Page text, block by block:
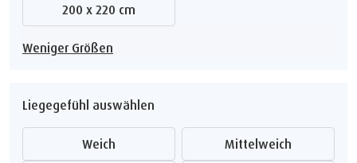
200 x 220 cm
Weniger Größen
Liegegefühl auswählen
Weich Mittelweich